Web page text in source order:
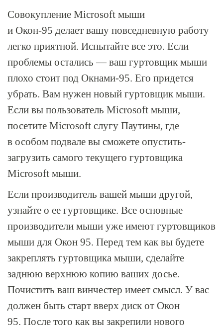
Совокупление Microsoft мыши
и Окон-95 делает вашу повседневную работу
легко приятной. Испытайте все это. Если
проблемы остались — ваш гуртовщик мыши
плохо стоит под Окнами-95. Его придется
убрать. Вам нужен новый гуртовщик мыши.
Если вы пользователь Microsoft мыши,
посетите Microsoft слугу Паутины, где
в особом подвале вы сможете опустить-
загрузить самого текущего гуртовщика
Microsoft мыши.
Если производитель вашей мыши другой,
узнайте о ее гуртовщике. Все основные
производители мыши уже имеют гуртовщиков
мыши для Окон 95. Перед тем как вы будете
закреплять гуртовщика мыши, сделайте
заднюю верхнюю копию ваших досье.
Почистить ваш винчестер имеет смысл. У вас
должен быть старт вверх диск от Окон
95. После того как вы закрепили нового